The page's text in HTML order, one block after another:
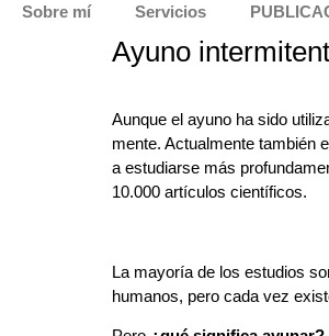
Sobre mí Servicios
Ayuno
Aunque el ayuno ha sido
mente. Actualmente también
a estudiarse más
10.000 artículos científicos.
La mayoría de los estudios
humanos, pero cada vez